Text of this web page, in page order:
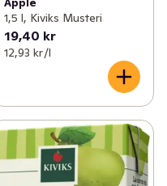
1,5 l, Kiviks Musteri
19,40 kr
12,93 kr /l